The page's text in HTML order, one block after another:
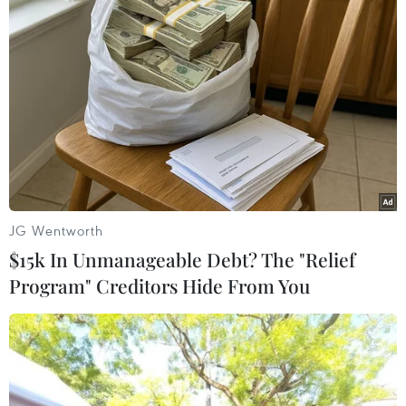
TIN LIÊN QUAN
JG Wentworth
$15k In Unmanageable Debt? The "Relief
Program" Creditors Hide From You